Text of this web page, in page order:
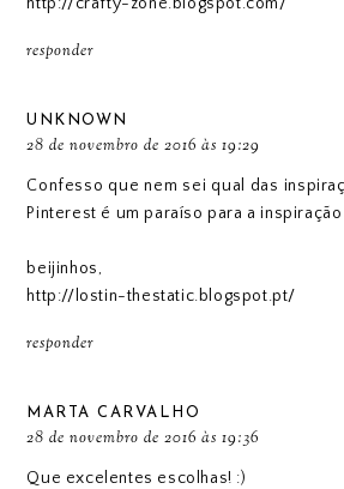
responder
UNKNOWN
28 de novembro de 2016 às 19:29
Confesso que nem sei qual das
Pinterest é um paraíso para a inspiração
beijinhos,
http://lostin-thestatic.blogspot.pt/
responder
MARTA CARVALHO
28 de novembro de 2016 às 19:36
Que excelentes escolhas! :)